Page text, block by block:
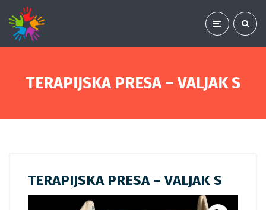
TERAPIJSKA PRESA – VALJAK S
TERAPIJSKA PRESA – VALJAK S